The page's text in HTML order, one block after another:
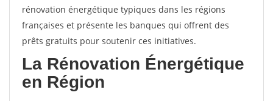
rénovation énergétique typiques dans les régions
françaises et présente les banques qui offrent des
prêts gratuits pour soutenir ces initiatives.
La Rénovation Énergétique
en Région